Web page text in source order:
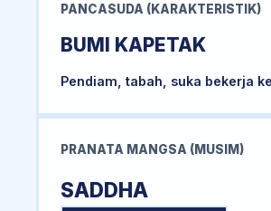
PANCASUDA (KARAKTERISTIK)
BUMI KAPETAK
Pendiam, tabah, suka bekerja
PRANATA MANGSA (MUSIM)
SADDHA